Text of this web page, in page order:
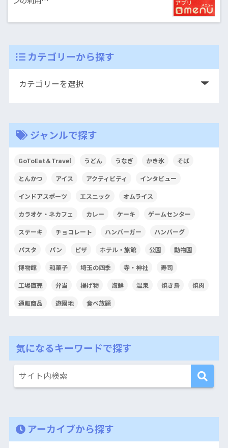
カテゴリーから探す
ジャンルで探す
GoToEat＆Travel うどん うなぎ かき氷 そば
とんかつ アイス アクティビティ インタビュー
インドアスポーツ エスニック オムライス
カラオケ・ネカフェ カレー ケーキ ゲームセンター
ステーキ チョコレート ハンバーガー ハンバーグ
パスタ パン ピザ ホテル・旅館 公園 動物園
博物館 和菓子 埼玉の四季 寺・神社 寿司
工場直売 弁当 揚げ物 海鮮 温泉 焼き鳥 焼肉
通販商品 遊園地 食べ放題
気になるキーワードで探す
アーカイブから探す